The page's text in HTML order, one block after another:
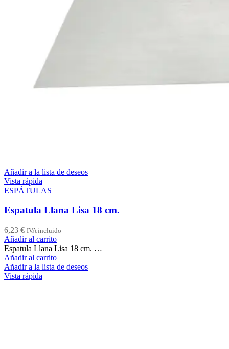
Añadir a la lista de deseos
Vista rápida
ESPÁTULAS
Espatula Llana Lisa 18 cm.
6,23 € IVA incluido
Añadir al carrito
Espatula Llana Lisa 18 cm. …
Añadir al carrito
Añadir a la lista de deseos
Vista rápida